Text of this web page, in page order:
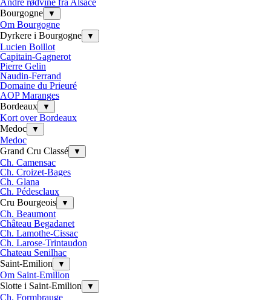
Andre rødvine fra Alsace
Bourgogne
▼
Om Bourgogne
Dyrkere i Bourgogne
▼
Lucien Boillot
Capitain-Gagnerot
Pierre Gelin
Naudin-Ferrand
Domaine du Prieuré
AOP Maranges
Bordeaux
▼
Kort over Bordeaux
Medoc
▼
Medoc
Grand Cru Classé
▼
Ch. Camensac
Ch. Croizet-Bages
Ch. Glana
Ch. Pédesclaux
Cru Bourgeois
▼
Ch. Beaumont
Château Begadanet
Ch. Lamothe-Cissac
Ch. Larose-Trintaudon
Chateau Senilhac
Saint-Emilion
▼
Om Saint-Emilion
Slotte i Saint-Emilion
▼
Ch. Formbrauge